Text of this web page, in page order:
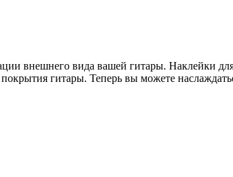
внешнего вида вашей гитары. Наклейки
гитары. Теперь вы можете